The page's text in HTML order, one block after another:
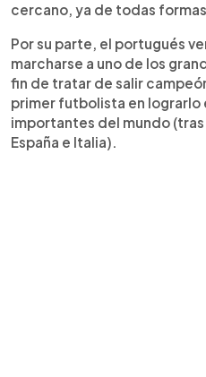
cercano, ya de todas
Por su parte, el portugués
marcharse a uno de los
fin de tratar de salir
primer futbolista en lograrlo
importantes del mundo
España e Italia).